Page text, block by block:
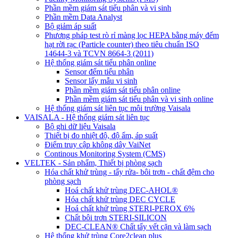
Phần mềm giám sát tiểu phân và vi sinh
Phần mềm Data Analyst
Bộ giảm áp suất
Phương pháp test rò rỉ màng lọc HEPA bằng máy đếm
hạt rời rạc (Particle counter) theo tiêu chuẩn ISO
14644-3 và TCVN 8664-3 (2011)
Hệ thống giám sát tiểu phân online
Sensor đếm tiểu phân
Sensor lấy mẫu vi sinh
Phần mềm giám sát tiểu phân online
Phần mềm giám sát tiểu phân và vi sinh online
Hệ thống giám sát liên tục môi trường Vaisala
VAISALA - Hệ thống giám sát liên tục
Bộ ghi dữ liệu Vaisala
Thiết bị đo nhiệt độ, độ ẩm, áp suất
Điểm truy cập không dây VaiNet
Continous Monitoring System (CMS)
VELTEK - Sản phẩm, Thiết bị phòng sạch
Hóa chất khử trùng - tẩy rửa- bôi trơn - chất đệm cho
phòng sạch
Hoá chất khử trùng DEC-AHOL®
Hóa chất khử trùng DEC CYCLE
Hoá chất khử trùng STERI-PEROX 6%
Chất bôi trơn STERI-SILICON
DEC-CLEAN® Chất tẩy vết cặn và làm sạch
Hệ thống khử trùng Core2clean plus